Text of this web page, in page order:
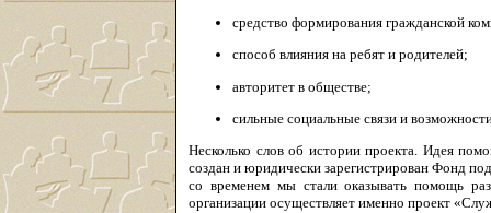
средство формирования гражданской
способ влияния на ребят и родителей;
авторитет в обществе;
сильные социальные связи и
Несколько слов об истории проекта. Идея
создан и юридически зарегистрирован Фонд
со временем мы стали оказывать помощь
организации осуществляет именно проект